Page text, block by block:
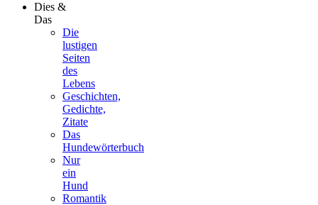
Dies &
Das
Die
lustigen
Seiten
des
Lebens
Geschichten,
Gedichte,
Zitate
Das
Hundewörterbuch
Nur
ein
Hund
Romantik